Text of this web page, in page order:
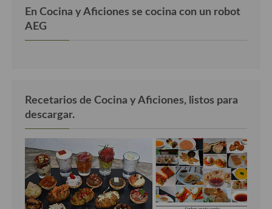
En Cocina y Aficiones se cocina con un robot
AEG
Recetarios de Cocina y Aficiones, listos para
descargar.